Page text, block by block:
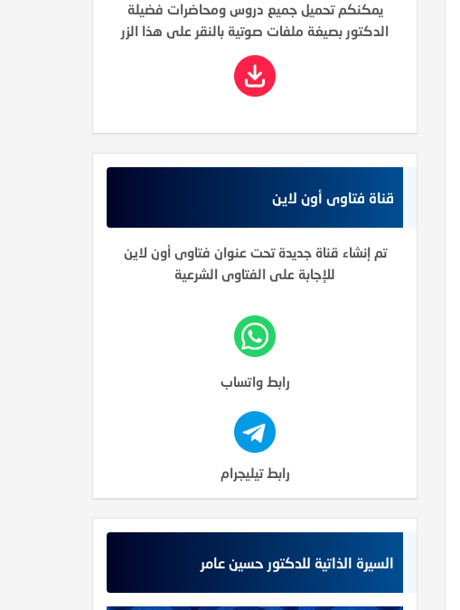
يمكنكم تحميل جميع دروس ومحاضرات فضيلة
الدكتور بصيغة ملفات صوتية بالنقر على هذا الزر
قناة فتاوى أون لاين
تم إنشاء قناة جديدة تحت عنوان فتاوى أون لاين
للإجابة على الفتاوى الشرعية
رابط واتساب
رابط تيليجرام
السيرة الذاتية للدكتور حسين عامر